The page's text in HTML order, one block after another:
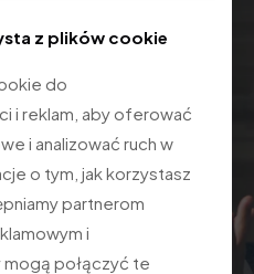
ceny!
napisz do nas.
dla twojej firmy
z plików cookie
do
i reklam, aby oferować
i analizować ruch w
o tym, jak korzystasz
partnerom
i
mogą połączyć te